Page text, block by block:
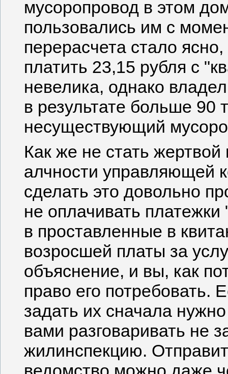
мусоропровод в этом
пользовались им с
перерасчета стало
платить 23,15 рубля с
невелика, однако
в результате больше 90
несуществующий
Как же не стать
алчности управляющей
сделать это довольно
не оплачивать платежки
в проставленные в
возросшей платы за
объяснение, и вы, как
право его потребовать.
задать их сначала
вами разговаривать не
жилинспекцию.